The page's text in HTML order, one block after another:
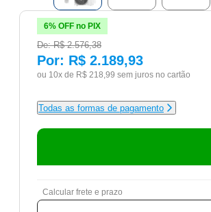
6% OFF no PIX
De:R$ 2.576,38
Por: R$ 2.189,93
ou 10x de R$ 218,99 sem juros no cartão
Todas as formas de pagamento
Calcular frete e prazo